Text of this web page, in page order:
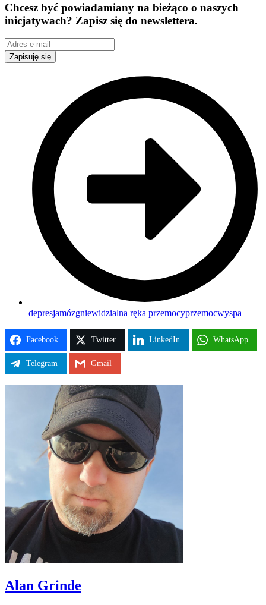
Chcesz być powiadamiany na bieżąco o naszych
inicjatywach? Zapisz się do newslettera.
Zapisuję się
depresjamózgniewidzialna ręka przemocyprzemocwyspa
Facebook Twitter LinkedIn WhatsApp
Telegram Gmail
Alan Grinde